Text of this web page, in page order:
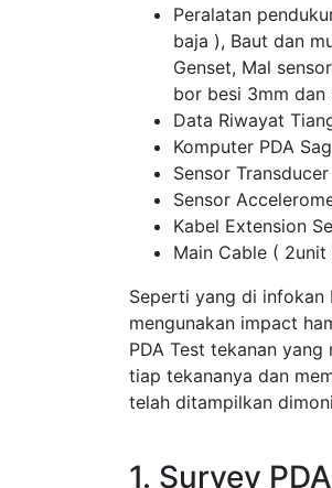
Peralatan
baja ), Baut dan
Genset, Mal
bor besi 3mm
Data Riwayat
Komputer PDA
Sensor
Sensor
Kabel Extension
Main Cable ( 2unit
Seperti yang di infokan
mengunakan impact
PDA Test tekanan
tiap tekananya dan
telah ditampilkan
1. Survey